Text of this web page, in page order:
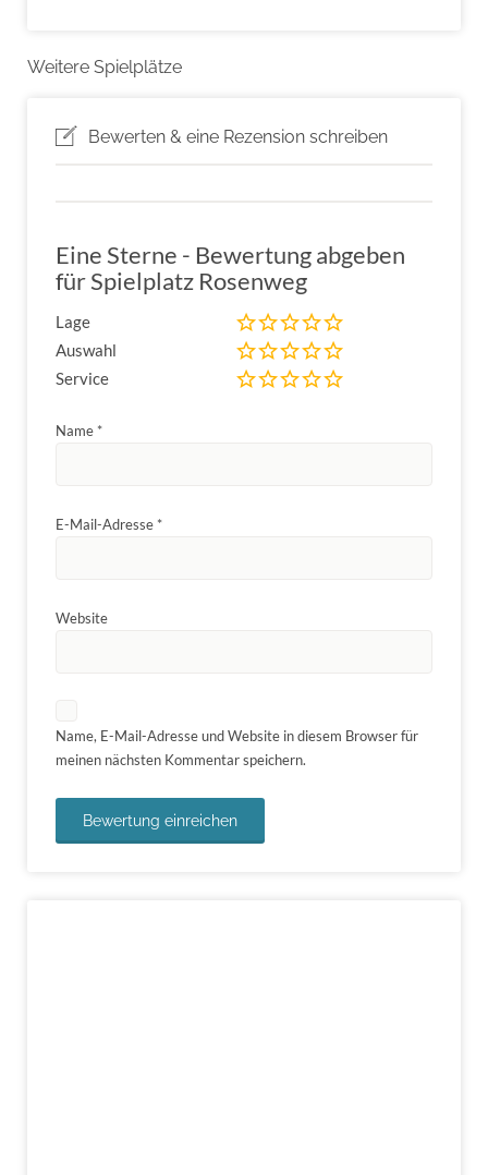
Weitere Spielplätze
Bewerten & eine Rezension schreiben
Eine Sterne - Bewertung abgeben
für Spielplatz Rosenweg
Lage
Auswahl
Service
Name *
E-Mail-Adresse *
Website
Name, E-Mail-Adresse und Website in diesem Browser für
meinen nächsten Kommentar speichern.